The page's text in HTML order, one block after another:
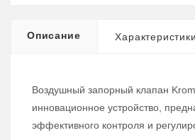
Описание Характеристики
Воздушный запорный клапан
инновационное устройство,
эффективного контроля и